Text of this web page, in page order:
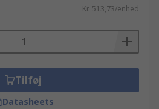
Kr. 513,73/enhed
Tilføj
Datasheets